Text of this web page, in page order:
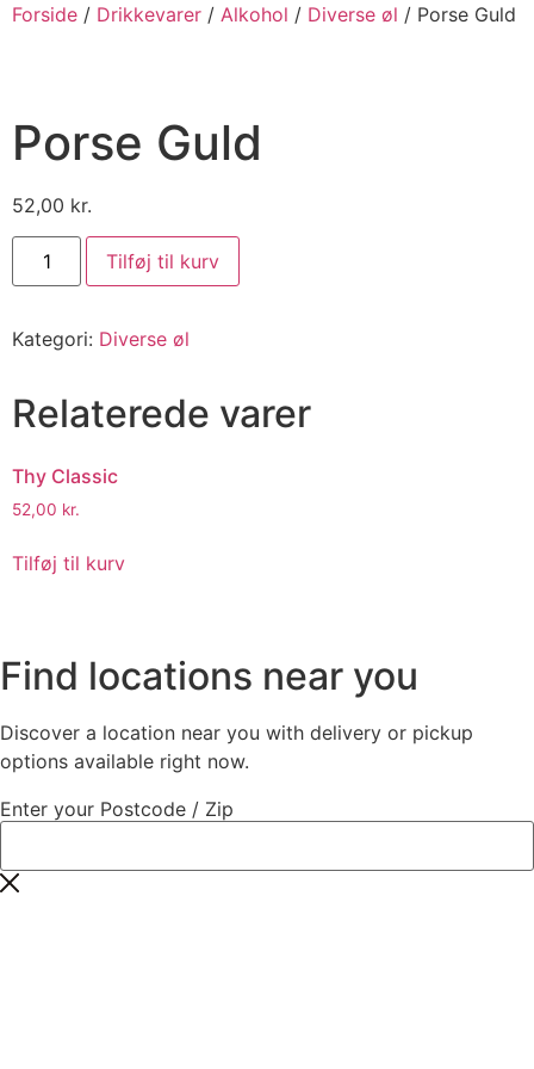
Forside / Drikkevarer / Alkohol / Diverse øl / Porse Guld
Porse Guld
52,00 kr.
Tilføj til kurv
Kategori: Diverse øl
Relaterede varer
Thy Classic
52,00 kr.
Tilføj til kurv
Find locations near you
Discover a location near you with delivery or pickup
options available right now.
Enter your Postcode / Zip